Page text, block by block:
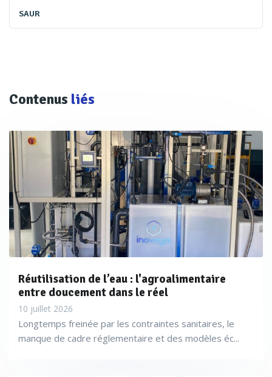
SAUR
Contenus liés
Réutilisation de l’eau : l'agroalimentaire
entre doucement dans le réel
10 juillet 2026
Longtemps freinée par les contraintes sanitaires, le
manque de cadre réglementaire et des modèles éc...